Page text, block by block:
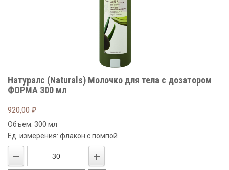
Натуралс (Naturals) Молочко для тела с дозатором
ФОРМА 300 мл
920,00 ₽
Объем: 300 мл
Ед. измерения: флакон с помпой